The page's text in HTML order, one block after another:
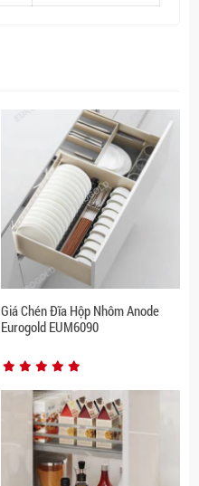
Giá Chén Đĩa Hộp Nhôm Anode
Eurogold EUM6090